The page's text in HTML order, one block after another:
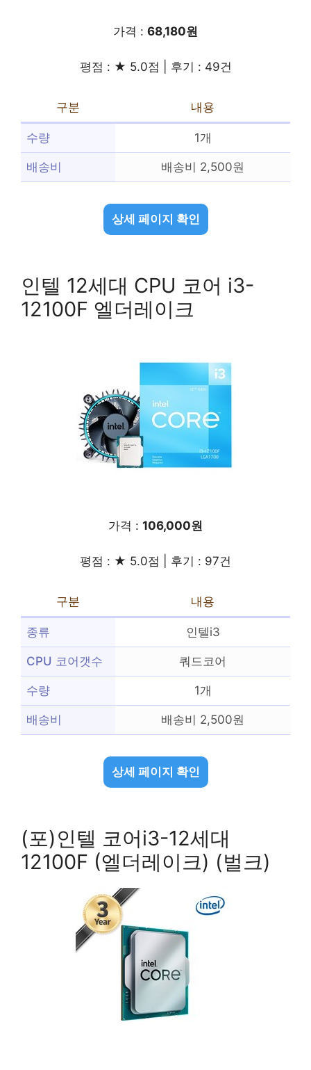
가격 : 68,180원
평점 : ★ 5.0점 | 후기 : 49건
구분 내용
수량 1개
배송비 배송비 2,500원
상세 페이지 확인
인텔 12세대 CPU 코어 i3-
12100F 엘더레이크
가격 : 106,000원
평점 : ★ 5.0점 | 후기 : 97건
구분 내용
종류 인텔i3
CPU 코어갯수 쿼드코어
수량 1개
배송비 배송비 2,500원
상세 페이지 확인
(포)인텔 코어i3-12세대
12100F (엘더레이크) (벌크)